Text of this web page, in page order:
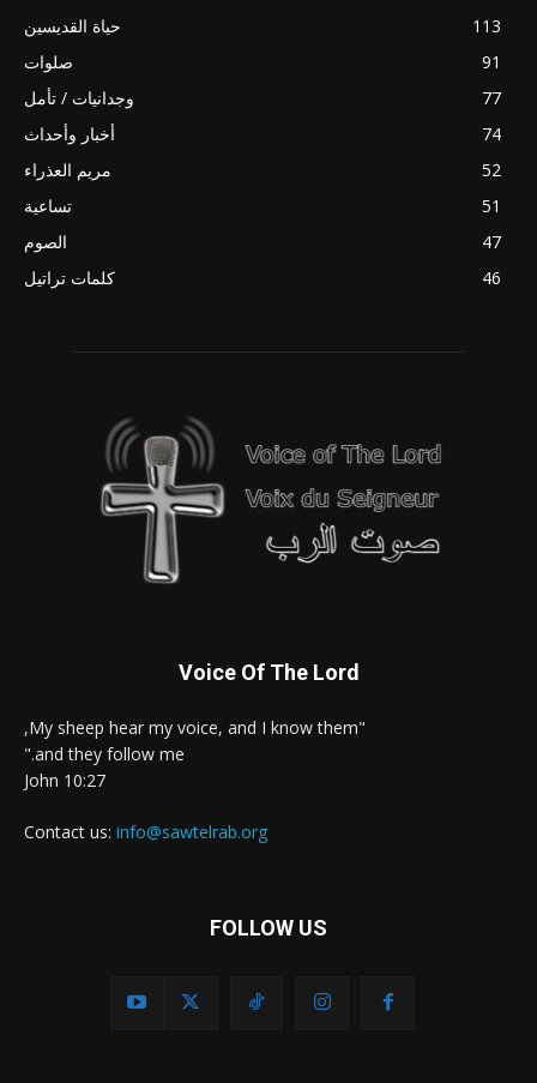
حياة القديسين
113
صلوات
91
وجدانيات / تأمل
77
أخبار وأحداث
74
مريم العذراء
52
تساعية
51
الصوم
47
كلمات تراتيل
46
Voice Of The Lord
"My sheep hear my voice, and I know them,
and they follow me."
John 10:27
Contact us: info@sawtelrab.org
FOLLOW US